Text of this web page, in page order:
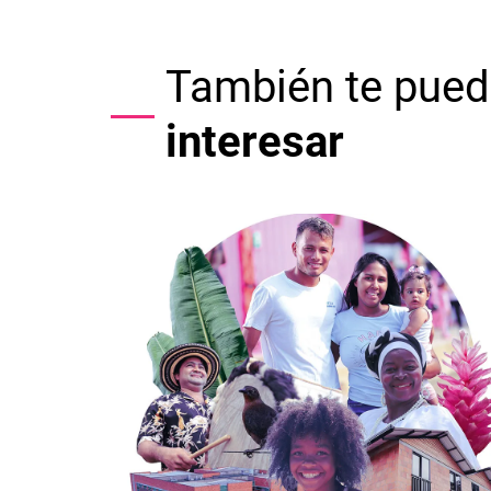
También te
interesar